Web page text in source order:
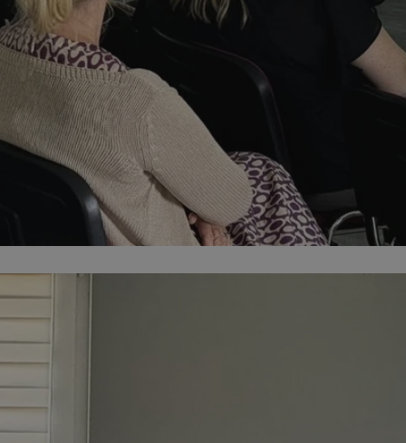
sesji.
sesji.
sesji.
o zgodzie
dotyczących
Rejestruje
i ustawień
w kolejnych
musi ponownie
wygodę i
ludzi i botów. Jest
na temat
dotyczących
to konieczne,